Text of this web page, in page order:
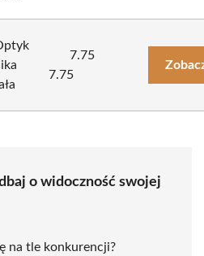
7.75
7.75
o widoczność swojej
na tle konkurencji?